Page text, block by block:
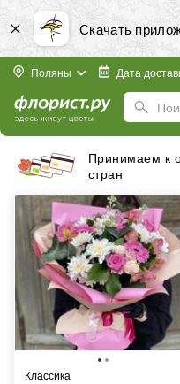
Скачать
Поляны Дата
Принимаем к
стран
классика